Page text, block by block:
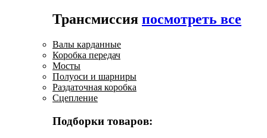
Трансмиссия посмотреть все
Валы карданные
Коробка передач
Мосты
Полуоси и шарниры
Раздаточная коробка
Сцепление
Подборки товаров: